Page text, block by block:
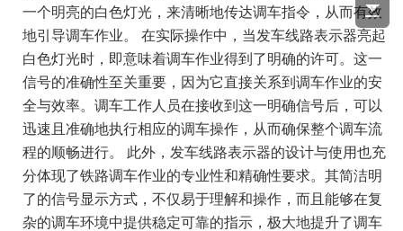
一个明亮的白色灯光，来清晰地传达调车指令，从而有效
地引导调车作业。 在实际操作中，当发车线路表示器亮起
白色灯光时，即意味着调车作业得到了明确的许可。这一
信号的准确性至关重要，因为它直接关系到调车作业的安
全与效率。调车工作人员在接收到这一明确信号后，可以
迅速且准确地执行相应的调车操作，从而确保整个调车流
程的顺畅进行。 此外，发车线路表示器的设计与使用也充
分体现了铁路调车作业的专业性和精确性要求。其简洁明
了的信号显示方式，不仅易于理解和操作，而且能够在复
杂的调车环境中提供稳定可靠的指示，极大地提升了调车